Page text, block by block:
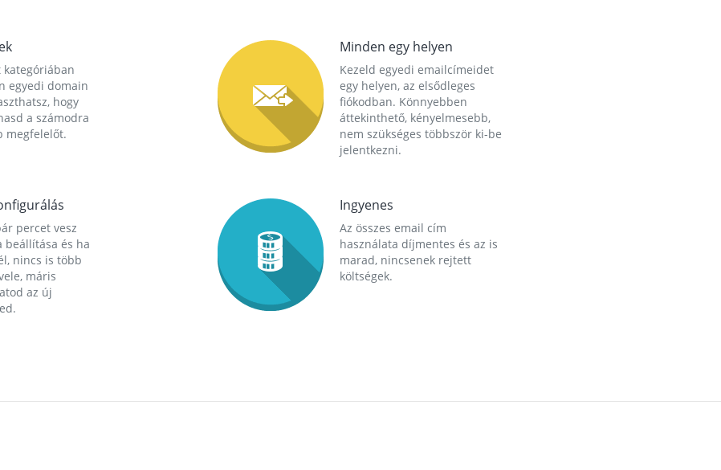
kategóriában
egyedi domain
hogy
a számodra
megfelelőt.
Minden egy helyen
Kezeld egyedi emailcímeidet
egy helyen, az elsődleges
fiókodban. Könnyebben
áttekinthető, kényelmesebb,
nem szükséges többször ki-be
jelentkezni.
percet vesz
beállítása és ha
nincs is több
máris
az új
Ingyenes
Az összes email cím
használata díjmentes és az is
marad, nincsenek rejtett
költségek.